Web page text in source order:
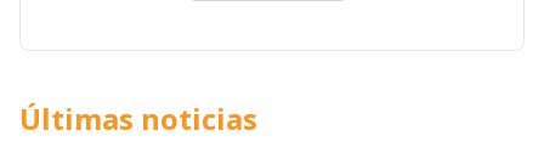
Últimas noticias